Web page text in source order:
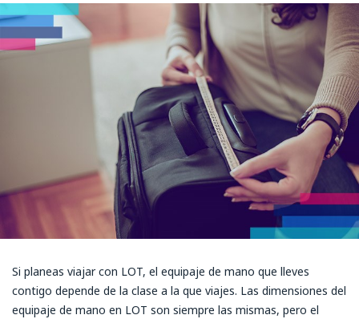
Si planeas viajar con LOT, el equipaje de mano que lleves
contigo depende de la clase a la que viajes. Las dimensiones del
equipaje de mano en LOT son siempre las mismas, pero el